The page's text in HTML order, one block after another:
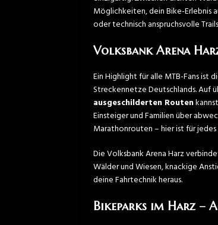
Möglichkeiten, dein Bike-Erlebnis
oder technisch anspruchsvolle
Volksbank Arena
Ein Highlight für alle MTB-Fans ist
Streckennetze Deutschlands. Auf
ausgeschilderten Routen
Einsteiger und Familien über
Marathonrouten – hier ist für
Die Volksbank Arena Harz
Wälder und Wiesen, knackige
deine Fahrtechnik heraus.
Bikeparks im Harz –